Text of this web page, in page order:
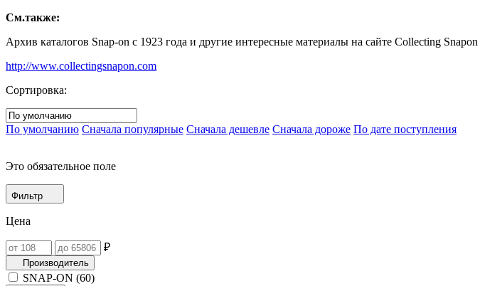
См.также:
Архив каталогов Snap-on с 1923 года и другие интересные материалы на сайте Collecting
http://www.collectingsnapon.com
Сортировка:
По умолчанию Сначала популярные Сначала дешевле Сначала дороже По дате поступления
Это обязательное поле
Фильтр
Цена
₽
Производитель
SNAP-ON (60)